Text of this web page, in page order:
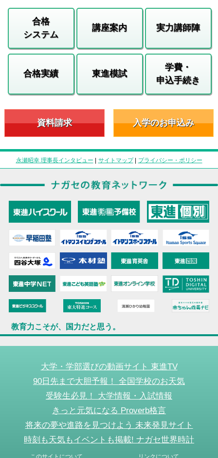
合格
システム
講座案内 実力講師陣
合格実績 東進模試
学費・
申込手続き
資料請求 入学のお申込み
永瀬昭幸 理事長インタビュー | サイトマップ| プライバシー・ポリシー
教育力こそが、国力だと思う。
大学・学部選びの動画サイト 東進TV
90日先まで大胆予報！ 全国学校のお天気
受験生必見！ 大学情報・入試情報
きっと元気になる Proverb格言
将来の夢や進路を見つけよう 未来発見サイト
時刻も天気もイベントも掲載! ナガセ世界時計
このサイトについて リンクについて